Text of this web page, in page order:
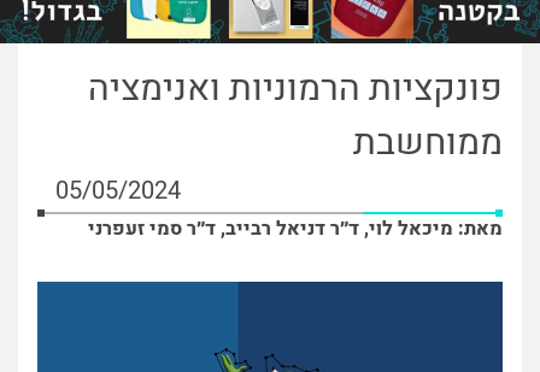
פונקציות הרמוניות ואנימציה
ממוחשבת
05/05/2024
מאת: מיכאל לוי, ד״ר דניאל רבייב, ד״ר סמי זעפרני